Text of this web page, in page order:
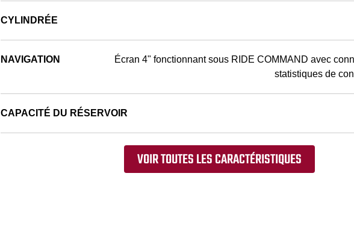
CYLINDRÉE
NAVIGATION
Écran 4" fonctionnant sous RIDE COMMAND avec
statistiques de
CAPACITÉ DU RÉSERVOIR
VOIR TOUTES LES CARACTÉRISTIQUES